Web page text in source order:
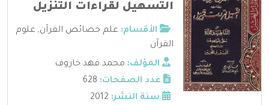
التسهيل لقراءات التنزيل
الأقسام: علم خصائص القرآن, علوم
القرآن
المؤلف: محمد فهد خاروف
عدد الصفحات:
سنة النشر: